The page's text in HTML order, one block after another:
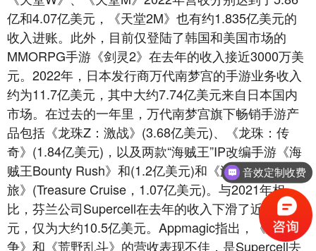
亿和4.07亿美元，《天堂2M》也有约1.835亿美元的
收入进账。此外，目前仅登陆了韩国和美国市场的
MMORPG手游《剑灵2》在去年的收入接近3000万美
元。2022年，日本发行商万代南梦宫的手游业务收入
约为11.7亿美元，其中大约7.74亿美元来自日本国内
市场。在过去的一年里，万代南梦宫旗下畅销手游产
品包括《龙珠Z：激战》(3.68亿美元)、《龙珠：传
奇》(1.84亿美元)，以及两款“海贼王”IP改编手游《海
贼王Bounty Rush》和(1.2亿美元)和《海贼王：寻宝之
旅》(Treasure Cruise，1.07亿美元)。与2021年相
比，芬兰公司Supercell在去年的收入下滑了近2亿美
元，仅为大约10.5亿美元。Appmagic指出，《皇室战
争》和《荒野乱斗》的营收表现不佳，是Supercell去
音效定制收费